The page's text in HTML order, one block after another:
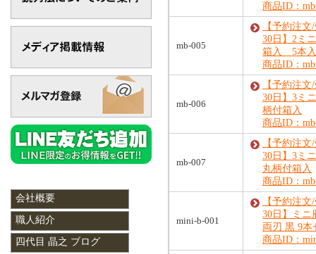
商品ID：
mb-005
【予約注
30日】2ミ
箱入 5本入
商品ID：
mb-006
【予約注
30日】3ミ
柄付箱入
商品ID：
mb-007
【予約注
30日】3ミ
丸柄付箱入
商品ID：
mini-b-001
【予約注
30日】ミニ
両刃 黒 9本
商品ID：
会社概要
職人紹介
四代目 晶之 ブログ